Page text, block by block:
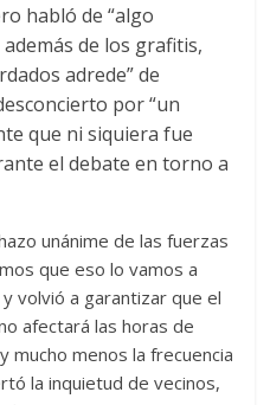
habló de “algo
de los grafitis,
adrede” de
por “un
que ni siquiera fue
el debate en torno a
unánime de las fuerzas
que eso lo vamos a
volvió a garantizar que el
afectará las horas de
menos la frecuencia
la inquietud de vecinos,